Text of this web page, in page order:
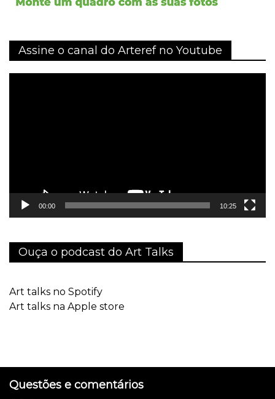
Assine o canal do Arteref no Youtube
00:00 10:25
Ouça o podcast do Art Talks
Art talks no Spotify
Art talks na Apple store
Questões e comentários